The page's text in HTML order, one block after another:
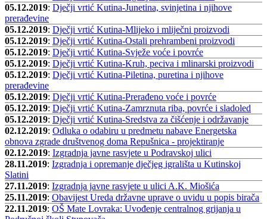
05.12.2019: Dječji vrtić Kutina-Junetina, svinjetina i njihove
prerađevine
05.12.2019: Dječji vrtić Kutina-Mlijeko i mliječni proizvodi
05.12.2019: Dječji vrtić Kutina-Ostali prehrambeni proizvodi
05.12.2019: Dječji vrtić Kutina-Svježe voće i povrće
05.12.2019: Dječji vrtić Kutina-Kruh, peciva i mlinarski proizvodi
05.12.2019: Dječji vrtić Kutina-Piletina, puretina i njihove
prerađevine
05.12.2019: Dječji vrtić Kutina-Prerađeno voće i povrće
05.12.2019: Dječji vrtić Kutina-Zamrznuta riba, povrće i sladoled
05.12.2019: Dječji vrtić Kutina-Sredstva za čišćenje i održavanje
02.12.2019: Odluka o odabiru u predmetu nabave Energetska
obnova zgrade društvenog doma Repušnica - projektiranje
02.12.2019: Izgradnja javne rasvjete u Podravskoj ulici
28.11.2019: Izgradnja i opremanje dječjeg igrališta u Kutinskoj
Slatini
27.11.2019: Izgradnja javne rasvjete u ulici A.K. Miošića
25.11.2019: Obavijest Ureda državne uprave o uvidu u popis birača
22.11.2019: OŠ Mate Lovraka: Uvođenje centralnog grijanja u